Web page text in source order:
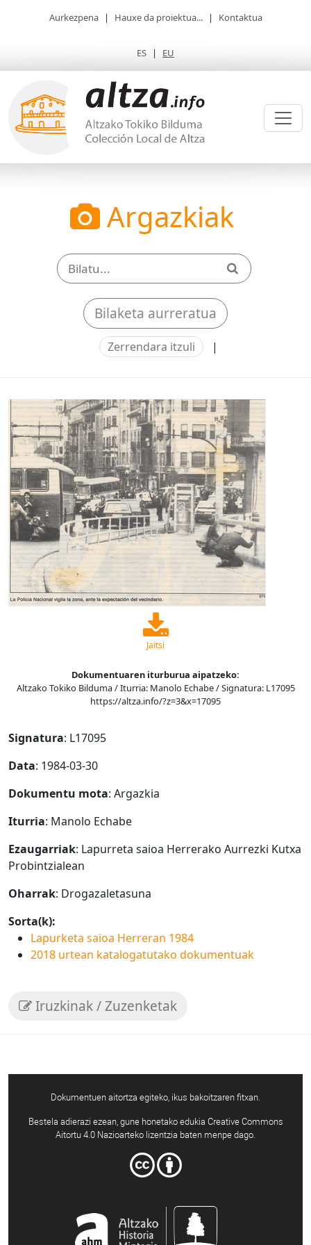
Aurkezpena | Hauxe da proiektua... | Kontaktua
ES | EU
Argazkiak
Bilaketa aurreratua
Zerrendara itzuli |
Jaitsi
Dokumentuaren iturburua aipatzeko:
Altzako Tokiko Bilduma / Iturria: Manolo Echabe / Signatura: L17095
https://altza.info/?z=3&x=17095
Signatura: L17095
Data: 1984-03-30
Dokumentu mota: Argazkia
Iturria: Manolo Echabe
Ezaugarriak: Lapurreta saioa Herrerako Aurrezki Kutxa
Probintzialean
Oharrak: Drogazaletasuna
Sorta(k):
Lapurketa saioa Herreran 1984
2018 urtean katalogatutako dokumentuak
Iruzkinak / Zuzenketak
Dokumentuen aitortza egiteko, ikus bakoitzaren fitxan.
Bestela adierazi ezean, gune honetako edukia Creative Commons
Aitortu 4.0 Nazioarteko lizentzia baten menpe dago.